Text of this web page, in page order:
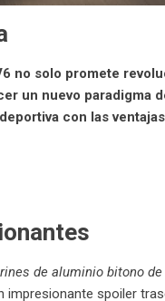
no solo promete
un nuevo paradigma
con las ventajas
de aluminio bitono
impresionante spoiler